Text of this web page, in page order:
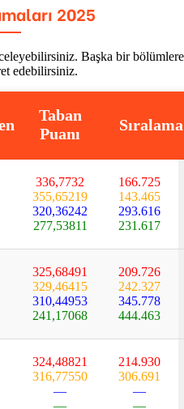
2025
Başka bir
edebilirsiniz.
Taban
Puanı
Sıralama
336,7732
355,65219
320,36242
277,53811
166.725
143.465
293.616
231.617
325,68491
329,46415
310,44953
241,17068
209.726
242.327
345.778
444.463
324,48821
316,77550
—
—
214.930
306.691
—
—